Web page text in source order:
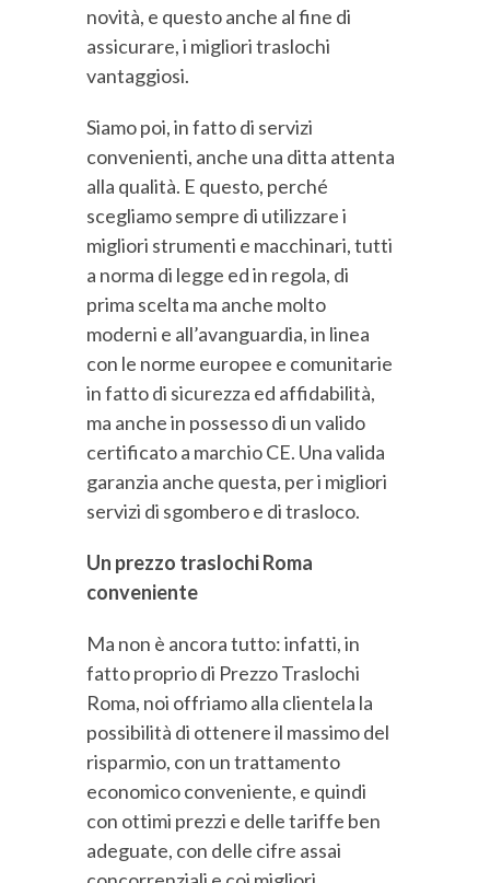
novità, e questo anche al fine di
assicurare, i migliori traslochi
vantaggiosi.
Siamo poi, in fatto di servizi
convenienti, anche una ditta attenta
alla qualità. E questo, perché
scegliamo sempre di utilizzare i
migliori strumenti e macchinari, tutti
a norma di legge ed in regola, di
prima scelta ma anche molto
moderni e all’avanguardia, in linea
con le norme europee e comunitarie
in fatto di sicurezza ed affidabilità,
ma anche in possesso di un valido
certificato a marchio CE. Una valida
garanzia anche questa, per i migliori
servizi di sgombero e di trasloco.
Un prezzo traslochi Roma
conveniente
Ma non è ancora tutto: infatti, in
fatto proprio di Prezzo Traslochi
Roma, noi offriamo alla clientela la
possibilità di ottenere il massimo del
risparmio, con un trattamento
economico conveniente, e quindi
con ottimi prezzi e delle tariffe ben
adeguate, con delle cifre assai